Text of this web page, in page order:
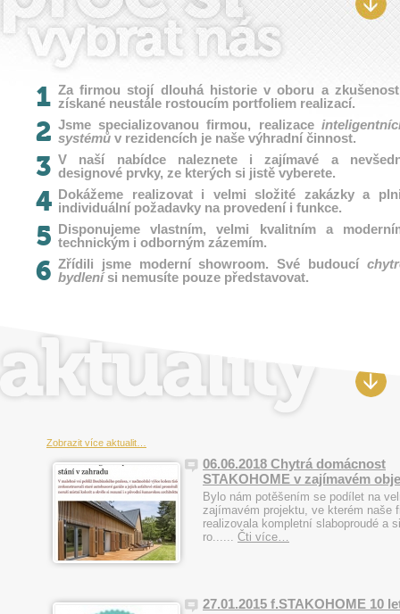
1 Za firmou stojí dlouhá historie v oboru a
získané neustále rostoucím portfoliem realizací.
2 Jsme specializovanou firmou, realizace
systémů v rezidencích je naše výhradní činnost.
3 V naší nabídce naleznete i zajímavé a
designové prvky, ze kterých si jistě vyberete.
4 Dokážeme realizovat i velmi složité zakázky a
individuální požadavky na provedení i funkce.
5 Disponujeme vlastním, velmi kvalitním a
technickým i odborným zázemím.
6 Zřídili jsme moderní showroom. Své budoucí
bydlenísi nemusíte pouze představovat.
Zobrazit více aktualit…
06.06.2018 Chytrá domácnost
STAKOHOME v zajímavém
Bylo nám potěšením se podílet na
zajímavém projektu, ve kterém naše
realizovala kompletní slaboproudé a
ro...... Čti více…
27.01.2015 f.STAKOHOME 10